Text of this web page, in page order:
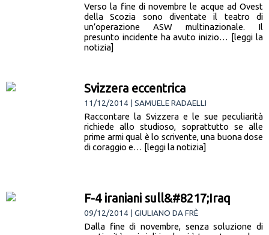
Verso la fine di novembre le acque ad Ovest
della Scozia sono diventate il teatro di
un’operazione ASW multinazionale. Il
presunto incidente ha avuto inizio… [leggi la
notizia]
Svizzera eccentrica
11/12/2014 | SAMUELE RADAELLI
Raccontare la Svizzera e le sue peculiarità
richiede allo studioso, soprattutto se alle
prime armi qual è lo scrivente, una buona dose
di coraggio e… [leggi la notizia]
F-4 iraniani sull&#8217;Iraq
09/12/2014 | GIULIANO DA FRÈ
Dalla fine di novembre, senza soluzione di